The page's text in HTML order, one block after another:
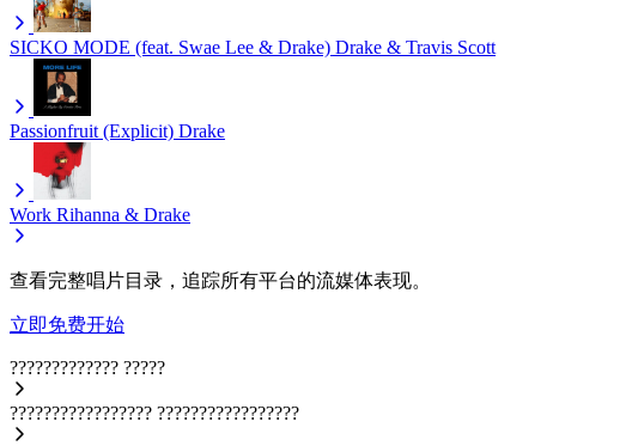
SICKO MODE (feat. Swae Lee & Drake) Drake & Travis Scott
Passionfruit (Explicit) Drake
Work Rihanna & Drake
查看完整唱片目录，追踪所有平台的流媒体表现。
立即免费开始
????????????? ?????
????????????????? ?????????????????